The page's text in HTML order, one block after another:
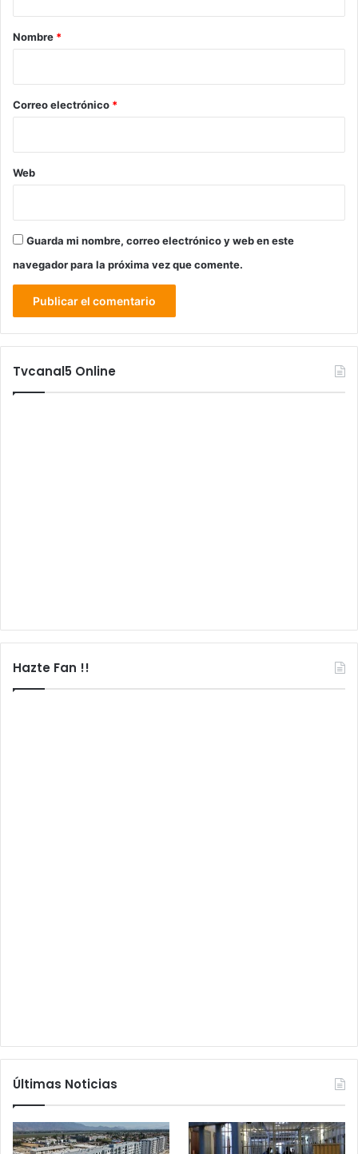
r
*
Nombre *
Correo electrónico *
Web
Guarda mi nombre, correo electrónico y web en este
navegador para la próxima vez que comente.
Tvcanal5 Online
Hazte Fan !!
Últimas Noticias